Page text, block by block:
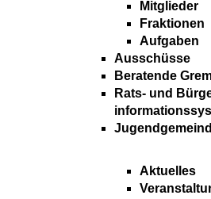
Mitglieder
Fraktionen
Aufgaben
Ausschüsse
Beratende
Rats- und
Aktuelles